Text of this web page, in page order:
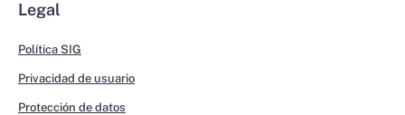
Legal
Política SIG
Privacidad de usuario
Protección de datos